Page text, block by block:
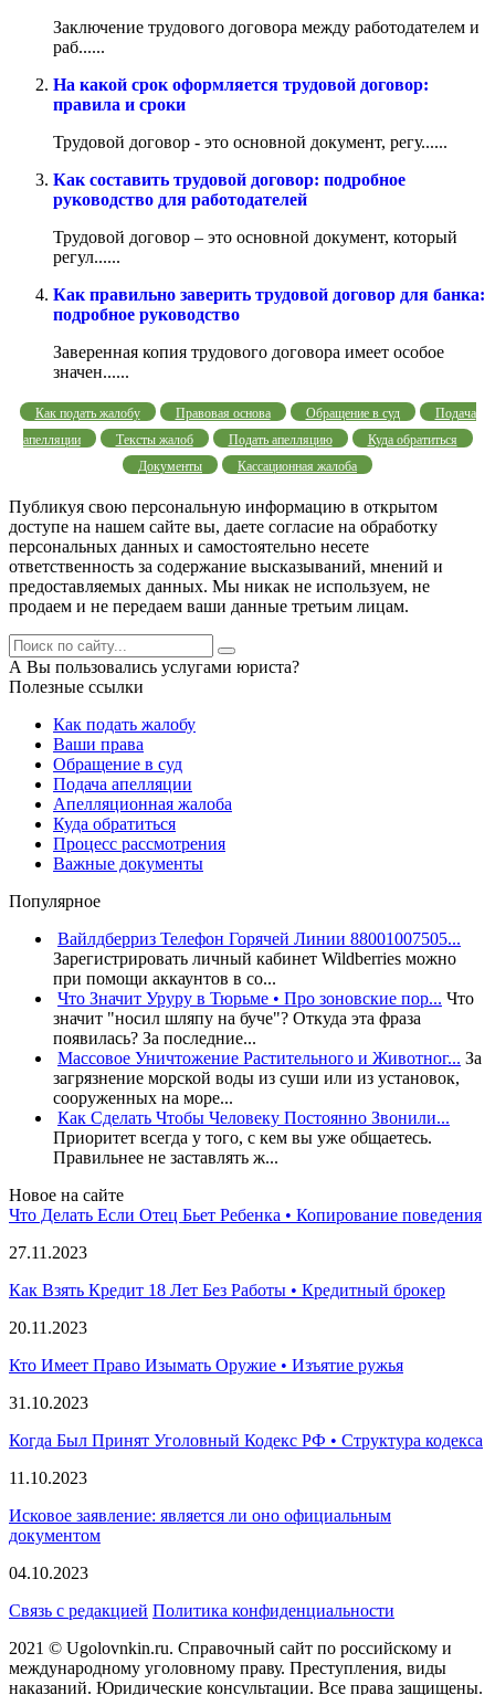
Заключение трудового договора между работодателем и
раб......
На какой срок оформляется трудовой договор:
правила и сроки
Трудовой договор - это основной документ, регу......
Как составить трудовой договор: подробное
руководство для работодателей
Трудовой договор – это основной документ, который
регул......
Как правильно заверить трудовой договор для банка:
подробное руководство
Заверенная копия трудового договора имеет особое
значен......
Как подать жалобу Правовая основа Обращение в суд
Подача
апелляции
Тексты жалоб Подать апелляцию
Куда обратиться
Документы
Кассационная жалоба
Публикуя свою персональную информацию в открытом
доступе на нашем сайте вы, даете согласие на обработку
персональных данных и самостоятельно несете
ответственность за содержание высказываний, мнений и
предоставляемых данных. Мы никак не используем, не
продаем и не передаем ваши данные третьим лицам.
А Вы пользовались услугами юриста?
Полезные ссылки
Как подать жалобу
Ваши права
Обращение в суд
Подача апелляции
Апелляционная жалоба
Куда обратиться
Процесс рассмотрения
Важные документы
Популярное
Вайлдберриз Телефон Горячей Линии 88001007505...
Зарегистрировать личный кабинет Wildberries можно
при помощи аккаунтов в со...
Что Значит Уруру в Тюрьме • Про зоновские пор... Что
значит "носил шляпу на буче"? Откуда эта фраза
появилась? За последние...
Массовое Уничтожение Растительного и Животног... За
загрязнение морской воды из суши или из установок,
сооруженных на море...
Как Сделать Чтобы Человеку Постоянно Звонили...
Приоритет всегда у того, с кем вы уже общаетесь.
Правильнее не заставлять ж...
Новое на сайте
Что Делать Если Отец Бьет Ребенка • Копирование поведения
27.11.2023
Как Взять Кредит 18 Лет Без Работы • Кредитный брокер
20.11.2023
Кто Имеет Право Изымать Оружие • Изъятие ружья
31.10.2023
Когда Был Принят Уголовный Кодекс РФ • Структура кодекса
11.10.2023
Исковое заявление: является ли оно официальным
документом
04.10.2023
Связь с редакцией Политика конфиденциальности
2021 © Ugolovnkin.ru. Справочный сайт по российскому и
международному уголовному праву. Преступления, виды
наказаний. Юридические консультации. Все права защищены.